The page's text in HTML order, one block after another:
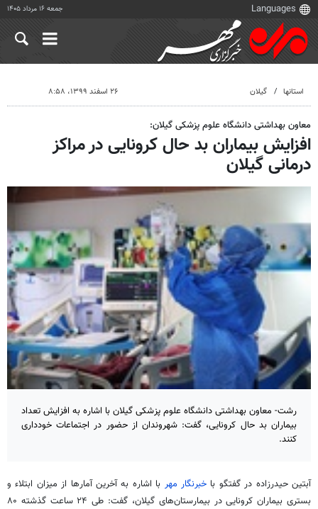
جمعه ۱۶ مرداد ۱۴۰۵
استانها گیلان ۲۶ اسفند ۱۳۹۹، ۸:۵۸
معاون بهداشتی دانشگاه علوم پزشکی گیلان:
افزایش بیماران بد حال کرونایی در مراکز
درمانی گیلان
رشت- معاون بهداشتی دانشگاه علوم پزشکی گیلان با اشاره به افزایش تعداد
بیماران بد حال کرونایی، گفت: شهروندان از حضور در اجتماعات خودداری
کنند.
آبتین حیدرزاده در گفتگو با خبرنگار مهر با اشاره به آخرین آمارها از میزان ابتلاء و
بستری بیماران کرونایی در بیمارستان‌های گیلان، گفت: طی ۲۴ ساعت گذشته ۸۰